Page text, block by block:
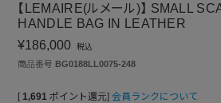
【LEMAIRE(ルメール)】 SMALL
HANDLE BAG IN LEATHER
¥186,000 税込
商品番号 BG0188LL0075-248
[ 1,691 ポイント還元] 会員ランクについて